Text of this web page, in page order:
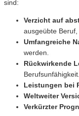
sind:
Verzicht auf
ausgeübte
Umfangreiche
werden.
Rückwirkende
Berufsunfähigkeit.
Leistungen bei
Weltweiter
Verkürzter